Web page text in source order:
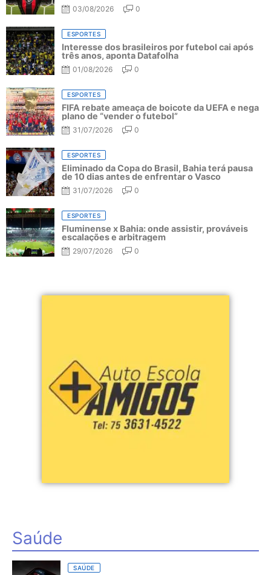
03/08/2026 0
ESPORTES
Interesse dos brasileiros por futebol cai após
três anos, aponta Datafolha
01/08/2026 0
ESPORTES
FIFA rebate ameaça de boicote da UEFA e nega
plano de “vender o futebol”
31/07/2026 0
ESPORTES
Eliminado da Copa do Brasil, Bahia terá pausa
de 10 dias antes de enfrentar o Vasco
31/07/2026 0
ESPORTES
Fluminense x Bahia: onde assistir, prováveis
escalações e arbitragem
29/07/2026 0
Saúde
SAÚDE